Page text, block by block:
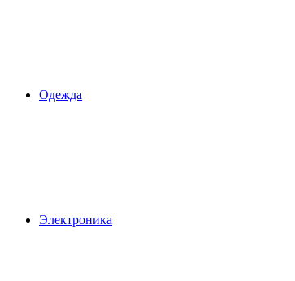
Одежда
Электроника